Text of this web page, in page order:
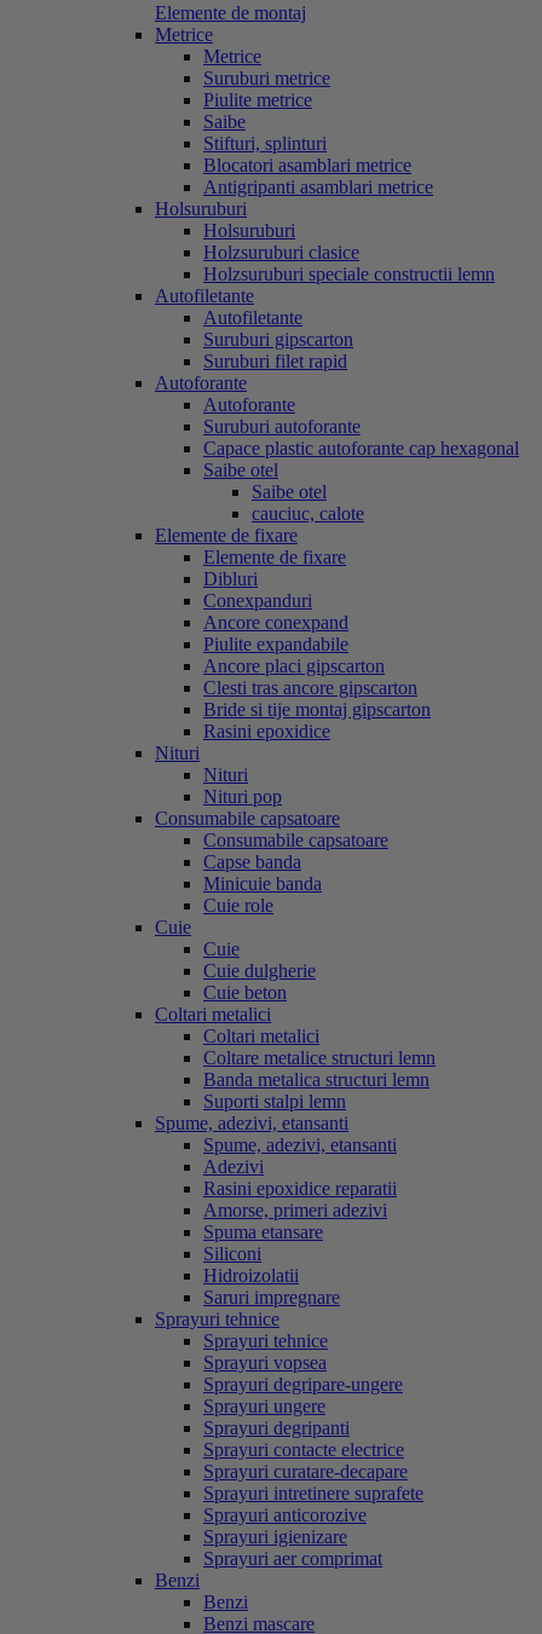
Elemente de montaj
Metrice
Metrice
Suruburi metrice
Piulite metrice
Saibe
Stifturi, splinturi
Blocatori asamblari metrice
Antigripanti asamblari metrice
Holsuruburi
Holsuruburi
Holzsuruburi clasice
Holzsuruburi speciale constructii lemn
Autofiletante
Autofiletante
Suruburi gipscarton
Suruburi filet rapid
Autoforante
Autoforante
Suruburi autoforante
Capace plastic autoforante cap hexagonal
Saibe otel
Saibe otel
cauciuc, calote
Elemente de fixare
Elemente de fixare
Dibluri
Conexpanduri
Ancore conexpand
Piulite expandabile
Ancore placi gipscarton
Clesti tras ancore gipscarton
Bride si tije montaj gipscarton
Rasini epoxidice
Nituri
Nituri
Nituri pop
Consumabile capsatoare
Consumabile capsatoare
Capse banda
Minicuie banda
Cuie role
Cuie
Cuie
Cuie dulgherie
Cuie beton
Coltari metalici
Coltari metalici
Coltare metalice structuri lemn
Banda metalica structuri lemn
Suporti stalpi lemn
Spume, adezivi, etansanti
Spume, adezivi, etansanti
Adezivi
Rasini epoxidice reparatii
Amorse, primeri adezivi
Spuma etansare
Siliconi
Hidroizolatii
Saruri impregnare
Sprayuri tehnice
Sprayuri tehnice
Sprayuri vopsea
Sprayuri degripare-ungere
Sprayuri ungere
Sprayuri degripanti
Sprayuri contacte electrice
Sprayuri curatare-decapare
Sprayuri intretinere suprafete
Sprayuri anticorozive
Sprayuri igienizare
Sprayuri aer comprimat
Benzi
Benzi
Benzi mascare